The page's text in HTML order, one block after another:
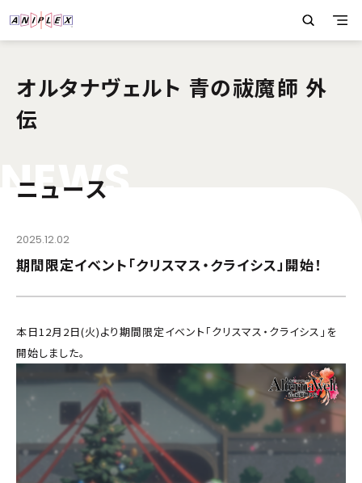
オルタナヴェルト 青の祓魔師 外
伝
NEWS
ニュース
2025.12.02
期間限定イベント「クリスマス・クライシス」開始！
本日12月2日(火)より期間限定イベント「クリスマス・クライシス」を
開始しました。